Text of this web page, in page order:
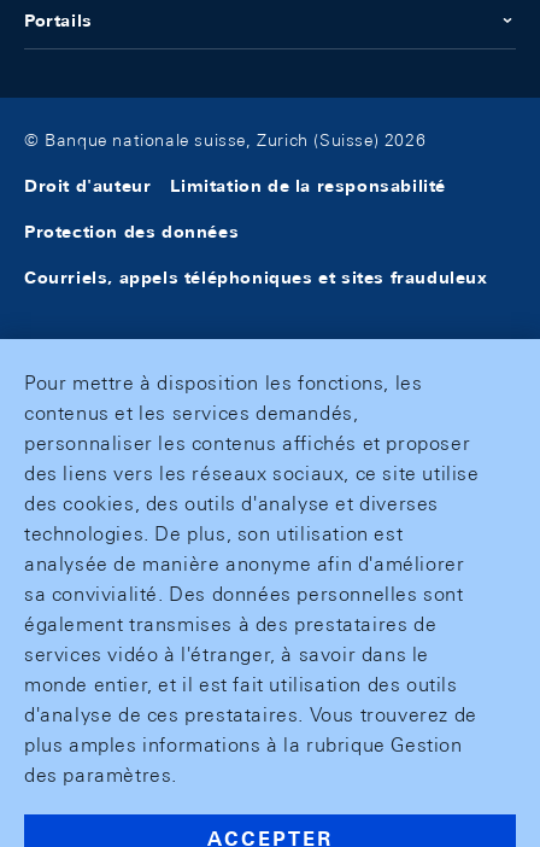
Portails
© Banque nationale suisse, Zurich (Suisse) 2026
Droit d'auteur Limitation de la responsabilité
Protection des données
Courriels, appels téléphoniques et sites frauduleux
Pour mettre à disposition les fonctions, les
contenus et les services demandés,
personnaliser les contenus affichés et proposer
des liens vers les réseaux sociaux, ce site utilise
des cookies, des outils d'analyse et diverses
technologies. De plus, son utilisation est
analysée de manière anonyme afin d'améliorer
sa convivialité. Des données personnelles sont
également transmises à des prestataires de
services vidéo à l'étranger, à savoir dans le
monde entier, et il est fait utilisation des outils
d'analyse de ces prestataires. Vous trouverez de
plus amples informations à la rubrique Gestion
des paramètres.
ACCEPTER